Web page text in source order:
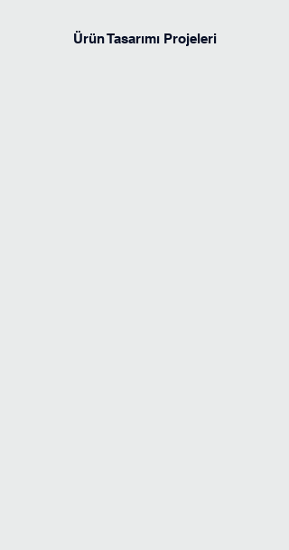
Ürün Tasarımı Projeleri